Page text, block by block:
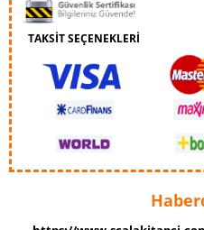
TAKSİT SEÇENEKLERİ